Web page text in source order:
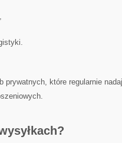
prywatnych, które regularnie